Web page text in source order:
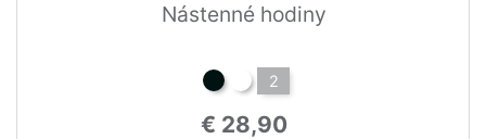
Nástenné hodiny
2
€ 28,90